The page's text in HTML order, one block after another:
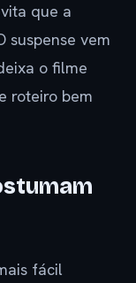
que a
suspense vem
o filme
roteiro bem
fácil